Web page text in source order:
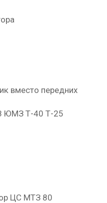
вместо передних
ЮМЗ Т-40 Т-25
ЦС МТЗ 80